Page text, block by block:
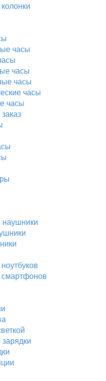
часы
часы
часы
часы
часы
смартфонов